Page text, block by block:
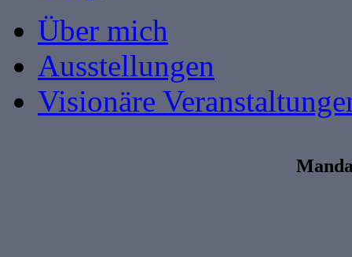
Über mich
Ausstellungen
Visionäre